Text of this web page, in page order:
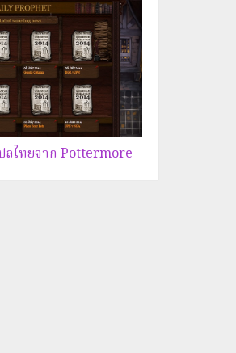
ลไทยจาก Pottermore